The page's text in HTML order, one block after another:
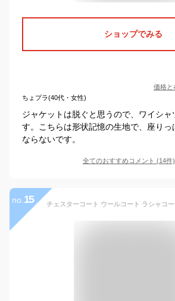
ショップでみる
価格と
ちょプラ(40代・女性)
ジャケットは脱ぐと思うので、ワイシャ
す。こちらは形状記憶の生地で、座りっ
ならないです。
全てのおすすめコメント (14件)
no. 15